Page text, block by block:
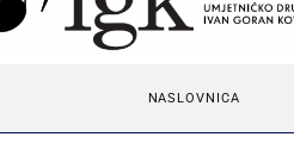
NASLOVNICA